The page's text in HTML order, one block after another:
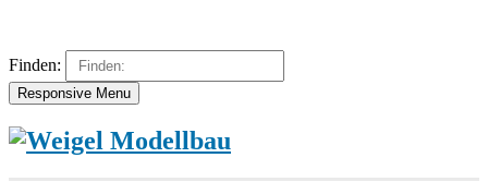
Finden:
Responsive Menu